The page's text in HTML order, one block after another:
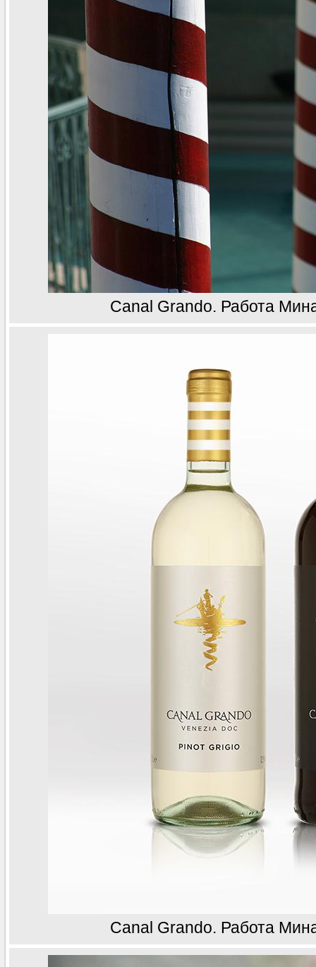
Canal Grando. Работа
Canal Grando. Работа